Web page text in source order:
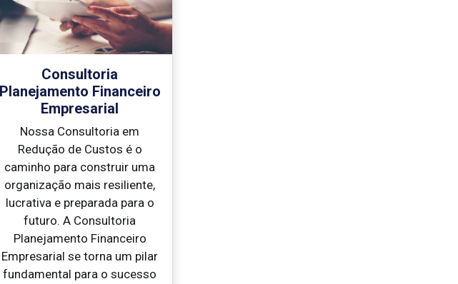
Consultoria
Planejamento Financeiro
Empresarial
Nossa Consultoria em
Redução de Custos é o
caminho para construir uma
organização mais resiliente,
lucrativa e preparada para o
futuro. A Consultoria
Planejamento Financeiro
Empresarial se torna um pilar
fundamental para o sucesso